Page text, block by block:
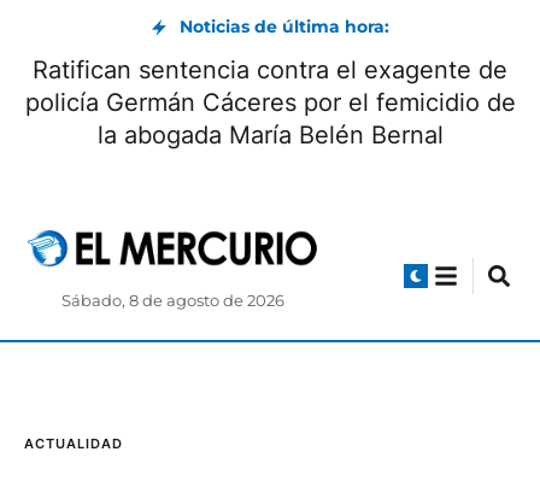
Noticias de última hora:
Ratifican sentencia contra el exagente de
policía Germán Cáceres por el femicidio de
la abogada María Belén Bernal
Sábado, 8 de agosto de 2026
ACTUALIDAD